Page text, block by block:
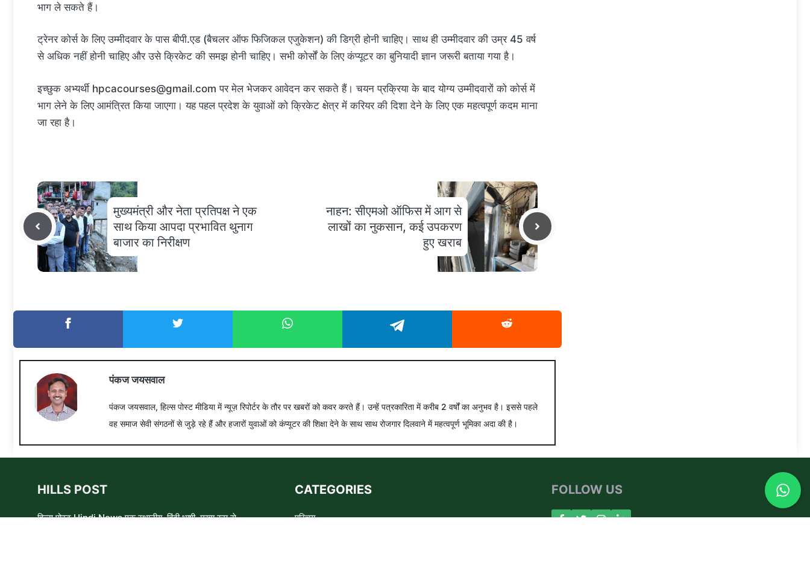
भाग ले सकते हैं।
ट्रेनर कोर्स के लिए उम्मीदवार के पास बीपी.एड (बैचलर ऑफ फिजिकल एजुकेशन) की डिग्री होनी चाहिए। साथ ही उम्मीदवार की उम्र 45 वर्ष
से अधिक नहीं होनी चाहिए और उसे क्रिकेट की समझ होनी चाहिए। सभी कोर्सों के लिए कंप्यूटर का बुनियादी ज्ञान जरूरी बताया गया है।
इच्छुक अभ्यर्थी hpcacourses@gmail.com पर मेल भेजकर आवेदन कर सकते हैं। चयन प्रक्रिया के बाद योग्य उम्मीदवारों को कोर्स में
भाग लेने के लिए आमंत्रित किया जाएगा। यह पहल प्रदेश के युवाओं को क्रिकेट क्षेत्र में करियर की दिशा देने के लिए एक महत्वपूर्ण कदम माना
जा रहा है।
मुख्यमंत्री और नेता प्रतिपक्ष ने एक
साथ किया आपदा प्रभावित थुनाग
बाजार का निरीक्षण
नाहन: सीएमओ ऑफिस में आग से
लाखों का नुकसान, कई उपकरण
हुए खराब
पंकज जयसवाल
पंकज जयसवाल, हिल्स पोस्ट मीडिया में न्यूज़ रिपोर्टर के तौर पर खबरों को कवर करते हैं। उन्हें पत्रकारिता में करीब 2 वर्षों का अनुभव है। इससे पहले
वह समाज सेवी संगठनों से जुड़े रहे हैं और हजारों युवाओं को कंप्यूटर की शिक्षा देने के साथ साथ रोजगार दिलवाने में महत्वपूर्ण भूमिका अदा की है।
HILLS POST
हिल्स पोस्ट Hindi News एक स्थानीय, हिंदी भाषी, मुख्य रूप से
CATEGORIES
परिचय
FOLLOW US